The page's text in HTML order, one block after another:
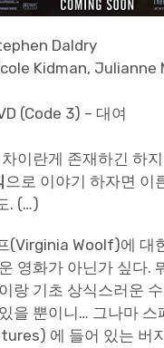
Daldry
Kidman, Julianne
(Code 3) – 대여
이란게 존재하긴 하
으로 이야기 하자면 이
. (…)
(Virginia Woolf)에 대
영화가 아닌가 싶다.
랑 기초 상식스러운
을 뿐이니… 그나마 스
에 들어 있는 버